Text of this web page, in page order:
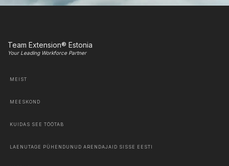
Team Extension® Estonia
Your Leading Workforce Partner
MEIST
MEESKOND
KUIDAS SEE TÖÖTAB
LAENUTAGE PÜHENDUNUD ARENDAJAID SISSE EESTI